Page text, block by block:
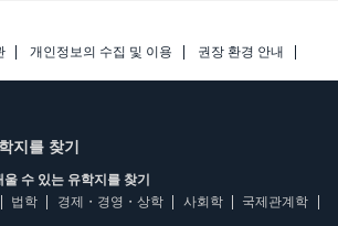
개인정보의 수집 및 이용 권장 환경 안내
지를 찾기
수 있는 유학지를 찾기
법학 경제・경영・상학 사회학 국제관계학